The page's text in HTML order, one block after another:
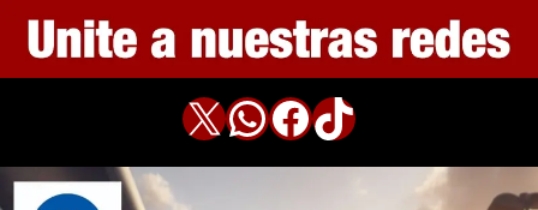
X WhatsApp Facebook TikTok